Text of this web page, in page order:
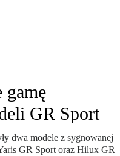
gamę
GR Sport
dwa modele z sygnowanej
GR Sport oraz Hilux GR